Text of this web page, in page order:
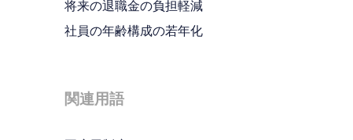
将来の退職金の負担軽減
社員の年齢構成の若年化
関連用語